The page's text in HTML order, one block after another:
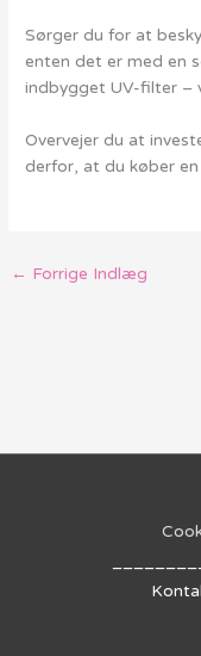
Sørger du for at
enten det er med en
indbygget UV-filter –
Overvejer du at
derfor, at du køber
← Forrige Indlæg